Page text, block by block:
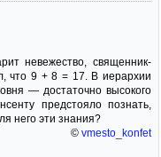
невежество, священник-
что 9 + 8 = 17. В иерархии
— достаточно высокого
предстояло познать,
него эти знания?
© vmesto_konfet